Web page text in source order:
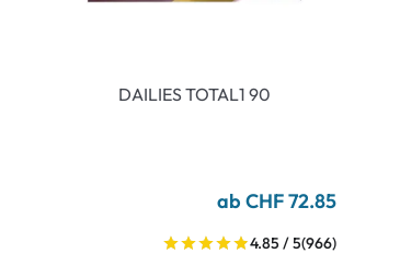
DAILIES TOTAL1 90
ab CHF 72.85
4.85 / 5(966)